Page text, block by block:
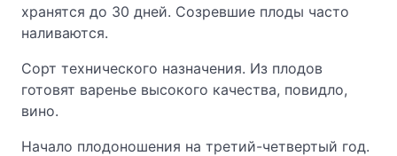
хранятся до 30 дней. Созревшие плоды часто
наливаются.
Сорт технического назначения. Из плодов
готовят варенье высокого качества, повидло,
вино.
Начало плодоношения на третий-четвертый год.